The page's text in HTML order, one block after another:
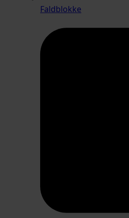
Faldblokke